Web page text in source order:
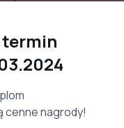
termin
cenne nagrody!